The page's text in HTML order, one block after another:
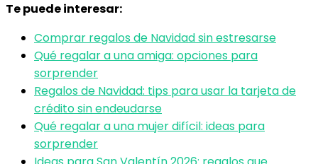
Te puede interesar:
Comprar regalos de Navidad sin estresarse
Qué regalar a una amiga: opciones para
sorprender
Regalos de Navidad: tips para usar la tarjeta de
crédito sin endeudarse
Qué regalar a una mujer difícil: ideas para
sorprender